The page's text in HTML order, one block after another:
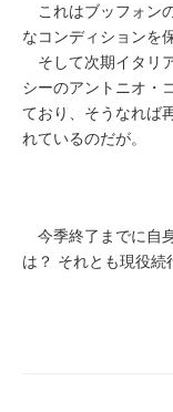
これはブッフォン
なコンディションを
そして次期イタリ
シーのアントニオ・
ており、そうなれば
れているのだが。
今季終了までに自
は？ それとも現役続